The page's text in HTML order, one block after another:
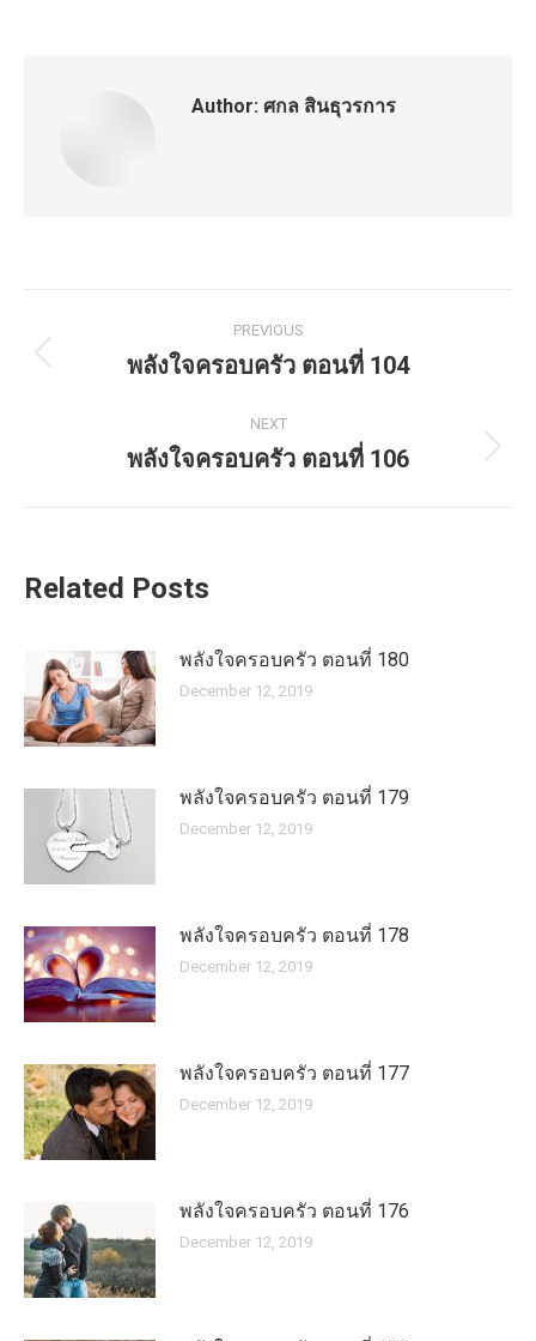
Author: ศกล สินธุวรการ
navigation
PREVIOUS
Previous
พลังใจครอบครัว ตอนที่ 104
NEXT
Next
พลังใจครอบครัว ตอนที่ 106
Related Posts
พลังใจครอบครัว ตอนที่ 180
December 12, 2019
พลังใจครอบครัว ตอนที่ 179
December 12, 2019
พลังใจครอบครัว ตอนที่ 178
December 12, 2019
พลังใจครอบครัว ตอนที่ 177
December 12, 2019
พลังใจครอบครัว ตอนที่ 176
December 12, 2019